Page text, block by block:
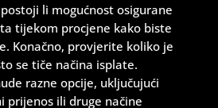
li mogućnost osigurane
tijekom procjene kako biste
Konačno, provjerite koliko je
se tiče načina isplate.
razne opcije, uključujući
prijenos ili druge načine